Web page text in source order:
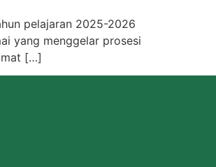
pelajaran 2025-2026
yang menggelar prosesi
[…]